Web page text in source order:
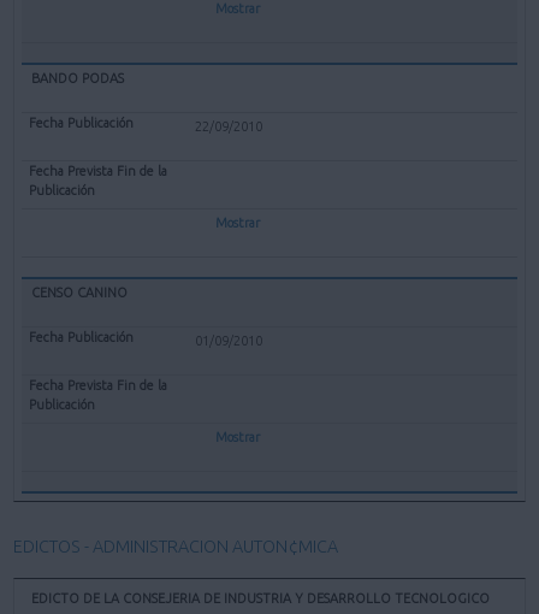
Mostrar
BANDO PODAS
22/09/2010
Mostrar
CENSO CANINO
01/09/2010
Mostrar
EDICTOS - ADMINISTRACION AUTON¢MICA
EDICTO DE LA CONSEJERIA DE INDUSTRIA Y DESARROLLO TECNOLOGICO